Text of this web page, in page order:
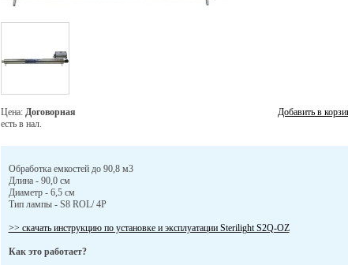
Цена: Договорная
есть в нал.
Добавить в
Обработка емкостей до 90,8 м3
Длина - 90,0 см
Диаметр - 6,5 см
Тип лампы - S8 ROL/ 4P
>> скачать инструкцию по установке и эксплуатации Sterilight S2Q-OZ
Как это работает?